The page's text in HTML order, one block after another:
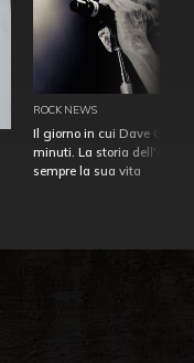
ROCK NEWS
Il giorno in cui Dave
minuti. La storia
sempre la sua vita